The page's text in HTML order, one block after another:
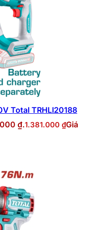
Total TRHLI20188
₫.1.381.000 ₫Giá